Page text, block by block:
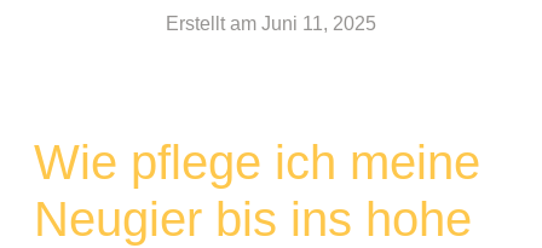
Erstellt am Juni 11, 2025
Wie pflege ich meine
Neugier bis ins hohe